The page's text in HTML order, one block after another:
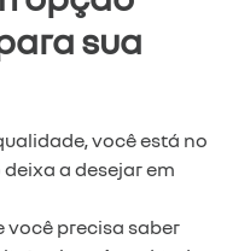
sua
você está no
a desejar em
você precisa saber